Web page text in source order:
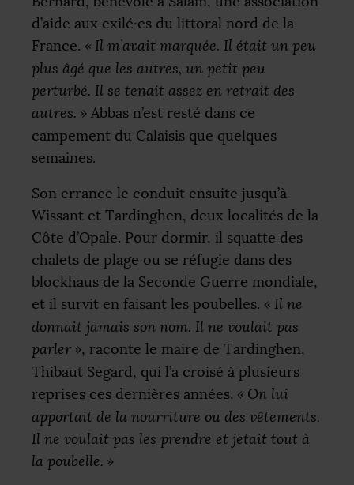
d’aide aux exilé·es du littoral nord de la
France. « Il m’avait marquée. Il était un peu
plus âgé que les autres, un petit peu
perturbé. Il se tenait assez en retrait des
autres. » Abbas n’est resté dans ce
campement du Calaisis que quelques
semaines.
Son errance le conduit ensuite jusqu’à
Wissant et Tardinghen, deux localités de la
Côte d’Opale. Pour dormir, il squatte des
chalets de plage ou se réfugie dans des
blockhaus de la Seconde Guerre mondiale,
et il survit en faisant les poubelles. « Il ne
donnait jamais son nom. Il ne voulait pas
parler », raconte le maire de Tardinghen,
Thibaut Segard, qui l’a croisé à plusieurs
reprises ces dernières années. « On lui
apportait de la nourriture ou des vêtements.
Il ne voulait pas les prendre et jetait tout à
la poubelle. »